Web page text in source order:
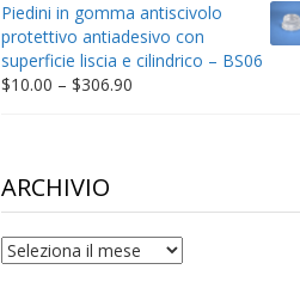
through
$198.80
Piedini in gomma antiscivolo
protettivo antiadesivo con
superficie liscia e cilindrico – BS06
$10.00 – $306.90Price
ARCHIVIO
archivio